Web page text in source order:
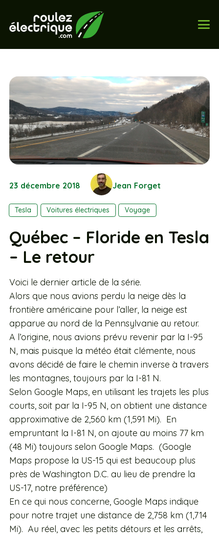
23 décembre 2018 Jean Forget
Tesla Voitures électriques Voyage
Québec – Floride en Tesla
– Le retour
Voici le dernier article de la série.
Alors que nous avions perdu la neige dès la
frontière américaine pour l’aller, la neige est
apparue au nord de la Pennsylvanie au retour.
A l’origine, nous avions prévu revenir par la I-95
N, mais puisque la météo était clémente, nous
avons décidé de faire le chemin inverse à travers
les montagnes, toujours par la I-81 N.
Selon Google Maps, en utilisant les trajets les plus
courts, soit par la I-95 N, on obtient une distance
approximative de 2,560 km (1,591 Mi). En
empruntant la I-81 N, on ajoute au moins 77 km
(48 Mi) toujours selon Google Maps. (Google
Maps propose la US-15 qui est beaucoup plus
près de Washington D.C. au lieu de prendre la
US-17, notre préférence)
En ce qui nous concerne, Google Maps indique
pour notre trajet une distance de 2,758 km (1,714
Mi). Au réel, avec les petits détours et les arrêts,